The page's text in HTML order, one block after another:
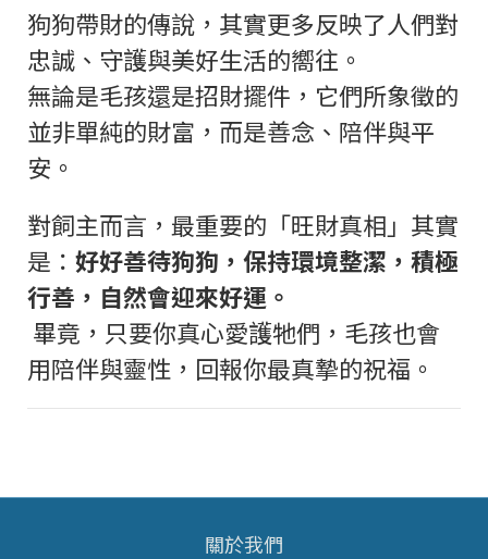
狗狗帶財的傳說，其實更多反映了人們對
忠誠、守護與美好生活的嚮往。
無論是毛孩還是招財擺件，它們所象徵的
並非單純的財富，而是善念、陪伴與平
安。
對飼主而言，最重要的「旺財真相」其實
是： 好好善待狗狗，保持環境整潔，積極
行善，自然會迎來好運。
畢竟，只要你真心愛護牠們，毛孩也會
用陪伴與靈性，回報你最真摯的祝福。
關於我們